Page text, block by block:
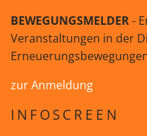
BEWEGUNGSMELDER-
Veranstaltungen in der
zur Anmeldung
INFOSCREEN